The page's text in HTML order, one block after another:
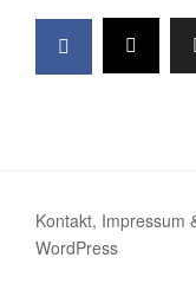
Kontakt, Impressum
WordPress